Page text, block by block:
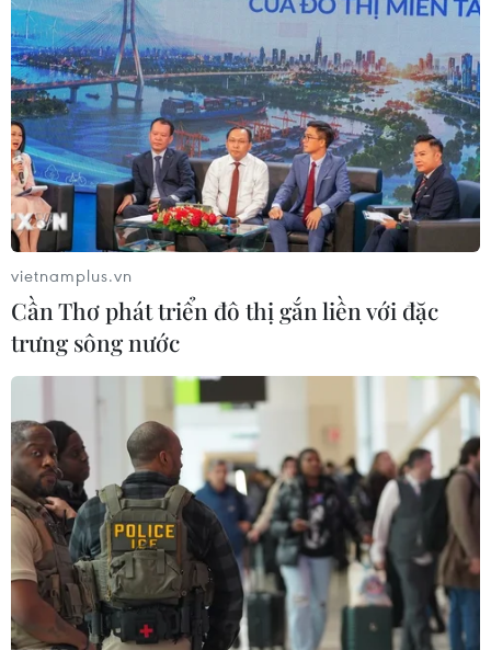
TIN CÙNG CHUYÊN MỤC
Ngoại giao khoa học công nghệ: Khi
ngoại giao được trao sứ mệnh mới
09/08/2026 11:51
Trí tuệ nhân tạo tạo virus mới tiêu
diệt vi khuẩn kháng thuốc
Khoa học công nghệ sẽ trở thành
động lực mới của quan hệ Việt Nam-
Australia
09/08/2026 02:01
Phát triển thiết bị biến dầu ăn đã qua
vietnamplus.vn
Cần Thơ phát triển đô thị gắn liền với đặc
trưng sông nước